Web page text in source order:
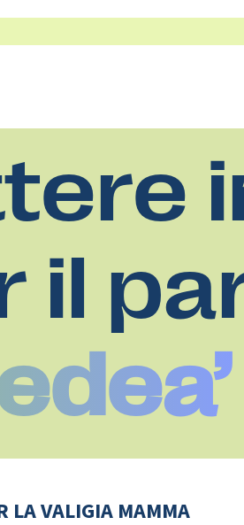
il
LA VALIGIA MAMMA